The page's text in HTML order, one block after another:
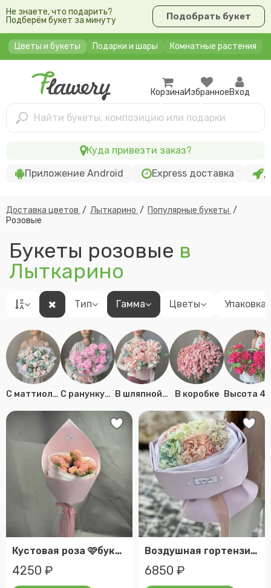
Не знаете, что подарить?
Подберём букет за минуту
Подобрать букет
Цветы и букеты Подарки и шары Комнатные растения
Найти букеты, композицию или подарки
КорзинаИзбранноеВход
Приложение Android Express доставка
Куда привезти заказ?
Доставка цветов / Лыткарино / Популярные букеты /
Розовые
Букеты розовые в
Лыткарино
Тип Гамма Цветы Упаковка
C маттиолой C ранункулусом В шляпной коробке В коробке
Кустовая роза 🩷букет из кустовых роз
4250 ₽
Воздушная гортензия 🩷
6850 ₽